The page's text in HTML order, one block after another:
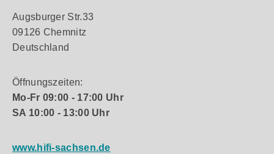
Augsburger Str.33
09126 Chemnitz
Deutschland
Öffnungszeiten:
Mo-Fr 09:00 - 17:00 Uhr
SA 10:00 - 13:00 Uhr
www.hifi-sachsen.de